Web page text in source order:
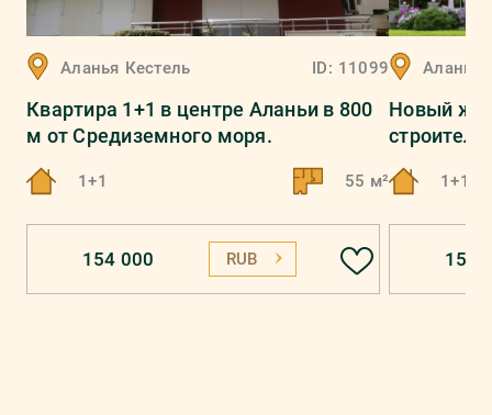
Аланья Кестель ID: 11099
Квартира 1+1 в центре Аланьи в 800
м от Средиземного моря.
1+1 55 м²
154 000 RUB
Аланья
Новый
1+1,
150